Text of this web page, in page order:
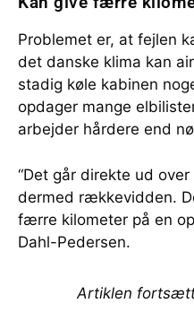
Problemet er, at fejlen
det danske klima kan
stadig køle kabinen
opdager mange
arbejder hårdere end
“Det går direkte ud
dermed rækkevidden.
færre kilometer på en
Dahl-Pedersen.
Artiklen